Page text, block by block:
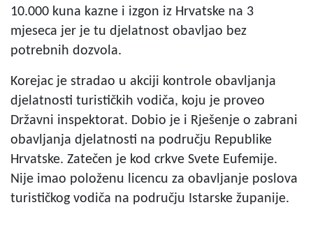
10.000 kuna kazne i izgon iz Hrvatske na 3
mjeseca jer je tu djelatnost obavljao bez
potrebnih dozvola.
Korejac je stradao u akciji kontrole obavljanja
djelatnosti turističkih vodiča, koju je proveo
Državni inspektorat. Dobio je i Rješenje o zabrani
obavljanja djelatnosti na području Republike
Hrvatske. Zatečen je kod crkve Svete Eufemije.
Nije imao položenu licencu za obavljanje poslova
turističkog vodiča na području Istarske županije.